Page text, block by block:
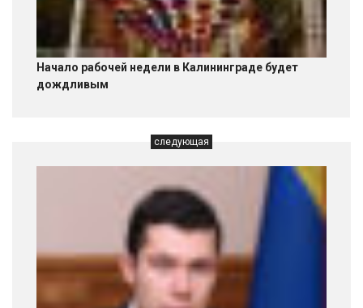
Начало рабочей недели в Калининграде будет
дождливым
следующая